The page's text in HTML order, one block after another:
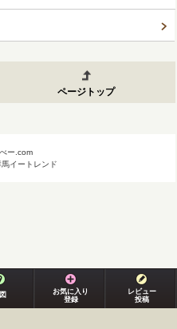
ページトップ
ー.com
イートレンド
お気に入り
登録
レビュー
投稿